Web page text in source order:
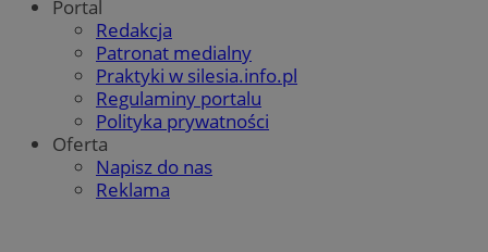
Portal
Redakcja
Patronat medialny
Praktyki w silesia.info.pl
Regulaminy portalu
Polityka prywatności
Oferta
Napisz do nas
Reklama